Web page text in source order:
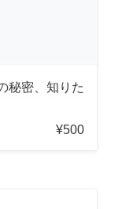
秘密、知りた
¥500